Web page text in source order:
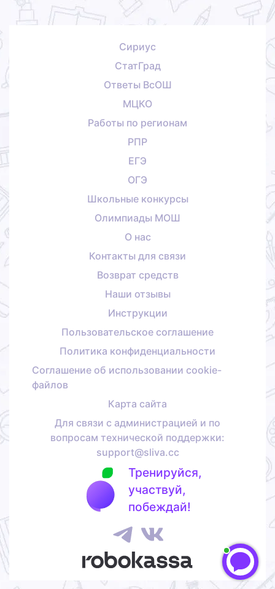
Сириус
СтатГрад
Ответы ВсОШ
МЦКО
Работы по регионам
РПР
ЕГЭ
ОГЭ
Школьные конкурсы
Олимпиады МОШ
О нас
Контакты для связи
Возврат средств
Наши отзывы
Инструкции
Пользовательское соглашение
Политика конфиденциальности
Соглашение об использовании cookie-
файлов
Карта сайта
Для связи с администрацией и по
вопросам технической поддержки:
support@sliva.cc
Тренируйся,
участвуй,
побеждай!